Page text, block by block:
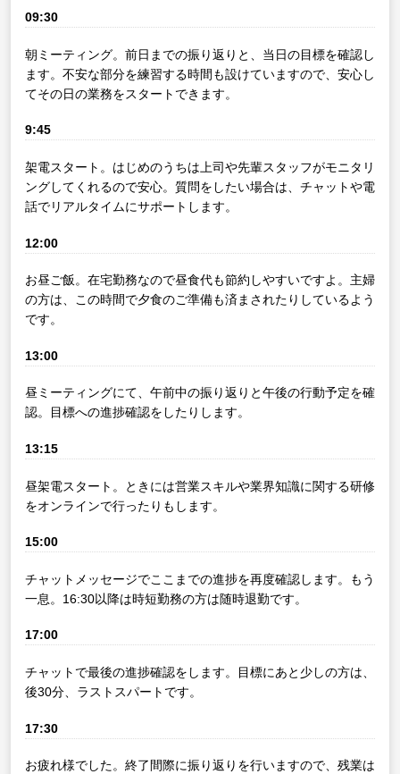
09:30
朝ミーティング。前日までの振り返りと、当日の目標を確認し
ます。不安な部分を練習する時間も設けていますので、安心し
てその日の業務をスタートできます。
9:45
架電スタート。はじめのうちは上司や先輩スタッフがモニタリ
ングしてくれるので安心。質問をしたい場合は、チャットや電
話でリアルタイムにサポートします。
12:00
お昼ご飯。在宅勤務なので昼食代も節約しやすいですよ。主婦
の方は、この時間で夕食のご準備も済まされたりしているよう
です。
13:00
昼ミーティングにて、午前中の振り返りと午後の行動予定を確
認。目標への進捗確認をしたりします。
13:15
昼架電スタート。ときには営業スキルや業界知識に関する研修
をオンラインで行ったりもします。
15:00
チャットメッセージでここまでの進捗を再度確認します。もう
一息。16:30以降は時短勤務の方は随時退勤です。
17:00
チャットで最後の進捗確認をします。目標にあと少しの方は、
後30分、ラストスパートです。
17:30
お疲れ様でした。終了間際に振り返りを行いますので、残業は